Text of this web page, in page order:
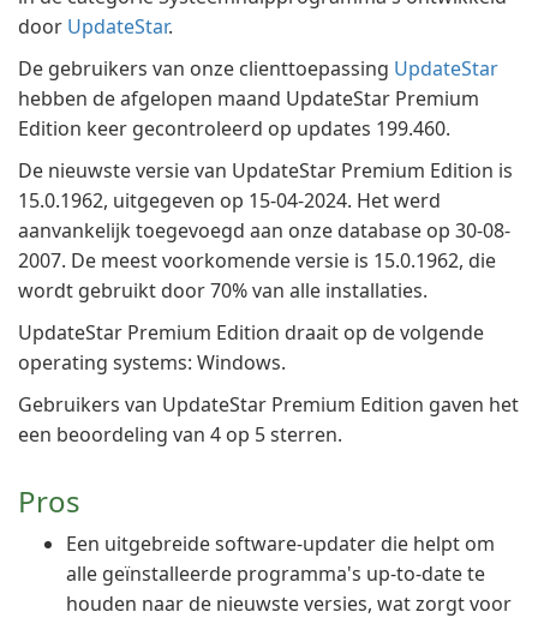
door UpdateStar.
De gebruikers van onze clienttoepassing UpdateStar
hebben de afgelopen maand UpdateStar Premium
Edition keer gecontroleerd op updates 199.460.
De nieuwste versie van UpdateStar Premium Edition is
15.0.1962, uitgegeven op 15-04-2024. Het werd
aanvankelijk toegevoegd aan onze database op 30-08-
2007. De meest voorkomende versie is 15.0.1962, die
wordt gebruikt door 70% van alle installaties.
UpdateStar Premium Edition draait op de volgende
operating systems: Windows.
Gebruikers van UpdateStar Premium Edition gaven het
een beoordeling van 4 op 5 sterren.
Pros
Een uitgebreide software-updater die helpt om
alle geïnstalleerde programma's up-to-date te
houden naar de nieuwste versies, wat zorgt voor